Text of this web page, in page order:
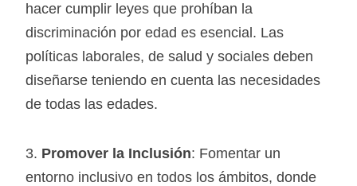
hacer cumplir leyes que prohíban la
discriminación por edad es esencial. Las
políticas laborales, de salud y sociales deben
diseñarse teniendo en cuenta las necesidades
de todas las edades.
3. Promover la Inclusión: Fomentar un
entorno inclusivo en todos los ámbitos, donde